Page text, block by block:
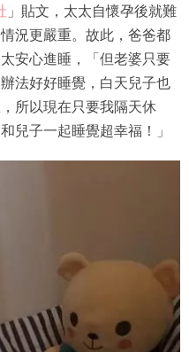
」貼文，太太自懷孕後就難
況更嚴重。故此，爸爸都
安心進睡，「但老婆只要
法好好睡覺，白天兒子也
所以現在只要我隔天休
兒子一起睡覺超幸福！」